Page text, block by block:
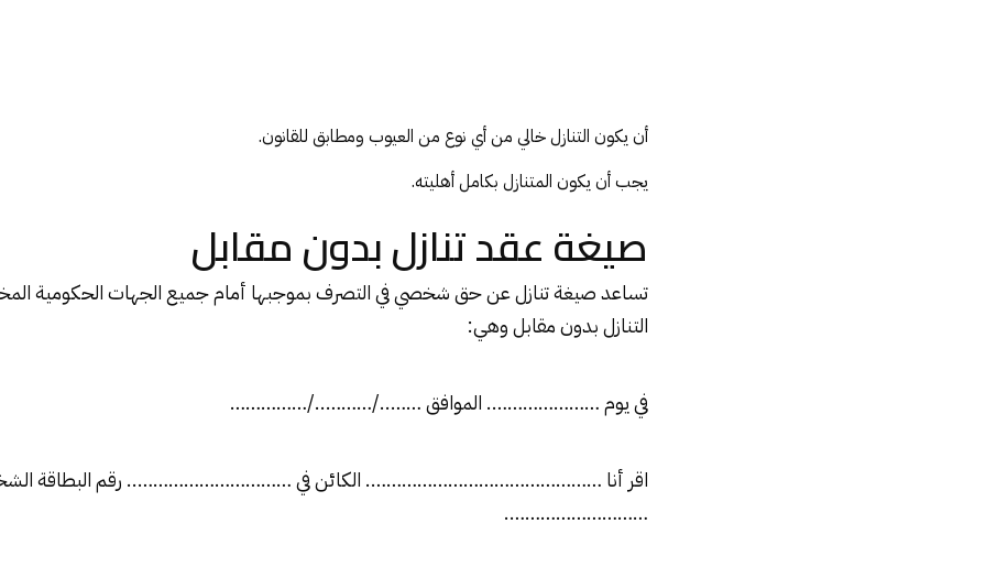
أن يكون التنازل خالي من أي نوع من العيوب ومطابق للقانون.
يجب أن يكون المتنازل بكامل أهليته.
صيغة عقد تنازل بدون مقابل
تساعد صيغة تنازل عن حق شخصي في التصرف بموجبها أمام جميع الجهات الحكومية
التنازل بدون مقابل وهي:
في يوم …………………. الموافق ……../………../……………
اقر أنا ………………………………………. الكائن في ………………………….. رقم البطاقة
……………………….